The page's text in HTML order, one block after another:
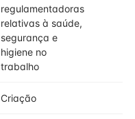
regulamentadoras
relativas à saúde,
segurança e
higiene no
trabalho
Criação